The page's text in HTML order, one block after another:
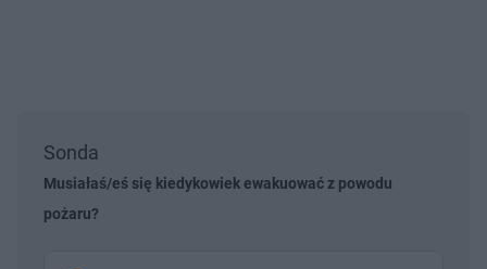
Sonda
Musiałaś/eś się kiedykowiek ewakuować z powodu
pożaru?